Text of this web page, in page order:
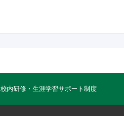
校内研修・生涯学習サポート制度